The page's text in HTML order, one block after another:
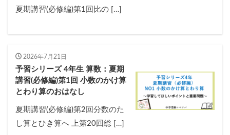
夏期講習(必修編)第1回比の […]
2026年7月21日
予習シリーズ 4年生 算数：夏期
講習(必修編)第1回 小数のかけ算
とわり算のおはなし
夏期講習(必修編)第2回分数のた
し算とひき算へ 上第20回総 […]